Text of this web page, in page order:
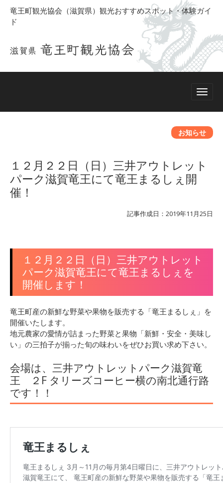
竜王町観光協会（滋賀県）観光おすすめスポット・体験ガイ
ド
お知らせ
１２月２２日（日）三井アウトレット
パーク滋賀竜王にて竜王まるしぇ開
催！
記事作成日：2019年11月25日
１２月２２日（日）三井アウトレット
パーク滋賀竜王にて竜王まるしぇを
開催します！
竜王町産の新鮮な野菜や果物を販売する「竜王まるしぇ」を
開催いたします。
地元農家の愛情が詰まった野菜と果物「新鮮・安全・美味し
い」の三拍子が揃った旬の味わいをぜひお買い求め下さい。
会場は、三井アウトレットパーク滋賀竜
王 ２F タリーズコーヒー横の南北通行路
です！！